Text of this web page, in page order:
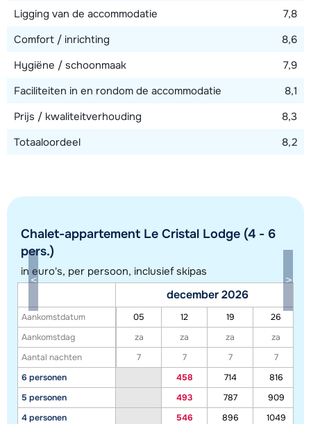
Toon alle accommodaties in dit gebied
exacte locatie kan enigszins afwijken.
Ligging van de accommodatie
7,8
Comfort / inrichting
8,6
Hygiëne / schoonmaak
7,9
Faciliteiten in en rondom de accommodatie
8,1
Prijs / kwaliteitverhouding
8,3
Totaaloordeel
8,2
Chalet-appartement Le Cristal Lodge (4 - 6
pers.)
in euro's, per persoon, inclusief skipas
Aankomstdatum
Aankomstdag
Aantal nachten
6 personen
5 personen
4 personen
december 2026
05 12 19
26
za
za za
za
7
7 7
7
458
714
816
493
787
909
546
896 1049